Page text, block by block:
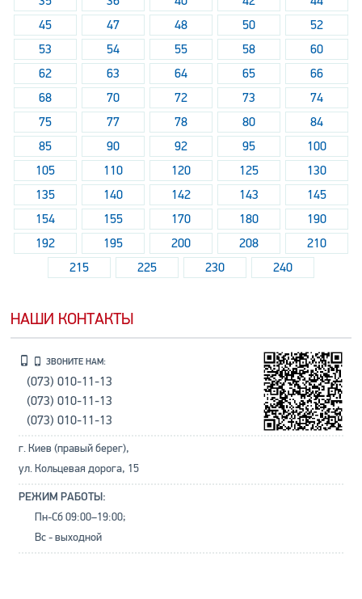
45
47 48 50
52
53
54 55 58
60
62
63 64 65
66
68
70 72 73
74
75
77 78 80
84
85
90 92 95
100
105
110 120 125
130
135
140 142 143
145
154
155 170 180
190
192
195 200 208
210
215
225 230 240
НАШИ КОНТАКТЫ
ЗВОНИТЕ НАМ:
(073) 010-11-13
(073) 010-11-13
(073) 010-11-13
г. Киев (правый берег),
ул. Кольцевая дорога, 15
РЕЖИМ РАБОТЫ:
Пн-Сб 09:00–19:00;
Вс - выходной